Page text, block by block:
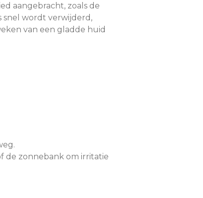
aangebracht, zoals de
snel wordt verwijderd,
van een gladde huid
de zonnebank om irritatie